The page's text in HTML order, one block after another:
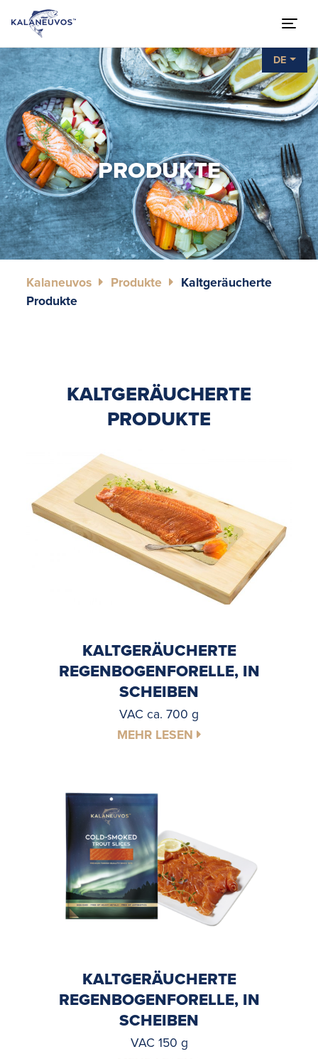
PRODUKTE
DE
Kalaneuvos Produkte
Kaltgeräucherte
Produkte
KALTGERÄUCHERTE
PRODUKTE
KALTGERÄUCHERTE
REGENBOGENFORELLE, IN
SCHEIBEN
VAC ca. 700 g
MEHR LESEN
KALTGERÄUCHERTE
REGENBOGENFORELLE, IN
SCHEIBEN
VAC 150 g